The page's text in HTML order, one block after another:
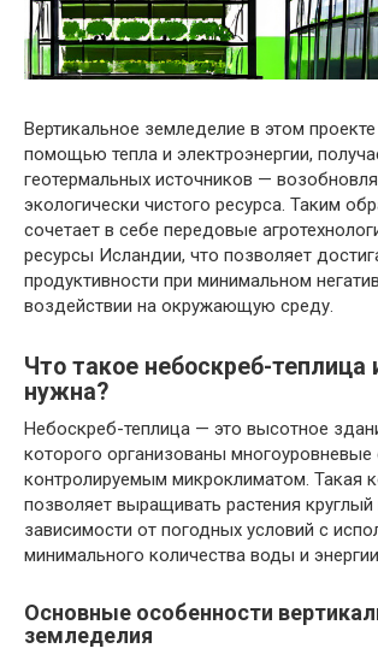
Вертикальное земледелие в этом проекте
помощью тепла и электроэнергии,
геотермальных источников —
экологически чистого ресурса. Таким
сочетает в себе передовые
ресурсы Исландии, что позволяет
продуктивности при минимальном
воздействии на окружающую среду.
Что такое небоскреб-теплица
нужна?
Небоскреб-теплица — это высотное
которого организованы
контролируемым микроклиматом. Такая
позволяет выращивать растения круглый
зависимости от погодных условий с
минимального количества воды и
Основные особенности
земледелия